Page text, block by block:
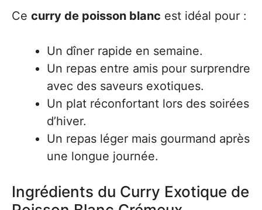
Ce curry de poisson blanc est idéal pour :
Un dîner rapide en semaine.
Un repas entre amis pour surprendre
avec des saveurs exotiques.
Un plat réconfortant lors des soirées
d’hiver.
Un repas léger mais gourmand après
une longue journée.
Ingrédients du Curry Exotique de